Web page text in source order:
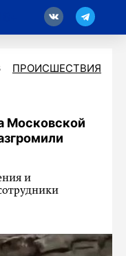
ПРОИСШЕСТВИЯ
Московской
и